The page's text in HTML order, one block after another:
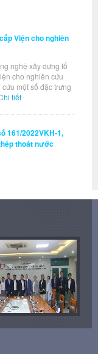
Viện cho nghiên
nghệ xây dựng tổ
cho nghiên cứu
một số đặc trưng
tiết
161/2022VKH-1,
thoát nước